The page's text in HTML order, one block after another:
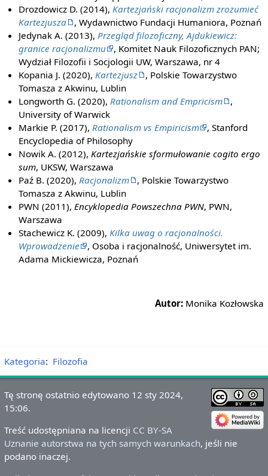
Drozdowicz D. (2014), Kartezjański racjonalizm zrozumieć
Kartezjusza
, Wydawnictwo Fundacji Humaniora, Poznań
Jedynak A. (2013), Przegląd filozoficzny, Ajdukiewicz:
granice racjonalizmu
, Komitet Nauk Filozoficznych PAN;
Wydział Filozofii i Socjologii UW, Warszawa, nr 4
Kopania J. (2020), Kartezjusz
, Polskie Towarzystwo
Tomasza z Akwinu, Lublin
Longworth G. (2020), Rationalism and Empricism
,
University of Warwick
Markie P. (2017), Rationalism vs Empiricism
, Stanford
Encyclopedia of Philosophy
Nowik A. (2012), Kartezjańskie sformułowanie cogito ergo
sum, UKSW, Warszawa
Paź B. (2020), Racjonalizm
, Polskie Towarzystwo
Tomasza z Akwinu, Lublin
PWN (2011), Encyklopedia Powszechna PWN, PWN,
Warszawa
Stachewicz K. (2009), Kilka uwag o racjonalności.
Wprowadzenie
, Osoba i racjonalność, Uniwersytet im.
Adama Mickiewicza, Poznań
Autor: Monika Kozłowska
Kategoria: Filozofia
Tę stronę ostatnio edytowano 12 sty 2024,
15:06.
Treść udostępniana na licencji CC BY-SA
Uznanie autorstwa na tych samych warunkach, jeśli nie
podano inaczej.